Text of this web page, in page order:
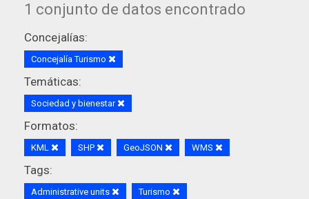
1 conjunto de datos encontrado
Concejalías:
Concejalía Turismo
Temáticas:
Sociedad y bienestar
Formatos:
KML SHP GeoJSON WMS
Tags:
Administrative units Turismo